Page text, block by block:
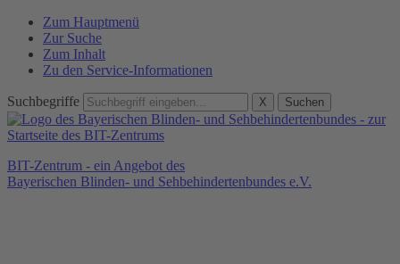
Zum Hauptmenü
Zur Suche
Zum Inhalt
Zu den Service-Informationen
Suchbegriffe X Suchen
BIT-Zentrum - ein Angebot des
Bayerischen Blinden- und Sehbehindertenbundes e.V.